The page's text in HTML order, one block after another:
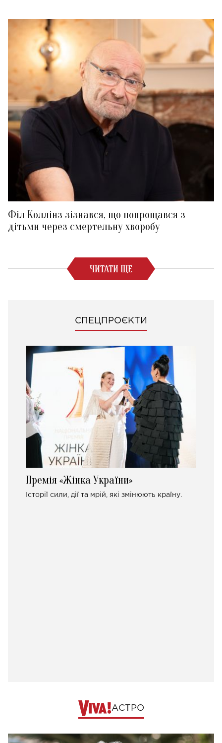
Філ Коллінз зізнався, що попрощався з
дітьми через смертельну хворобу
ЧИТАТИ ЩЕ
СПЕЦПРОЄКТИ
Премія «Жінка України»
Історії сили, дії та мрій, які змінюють країну.
АСТРО